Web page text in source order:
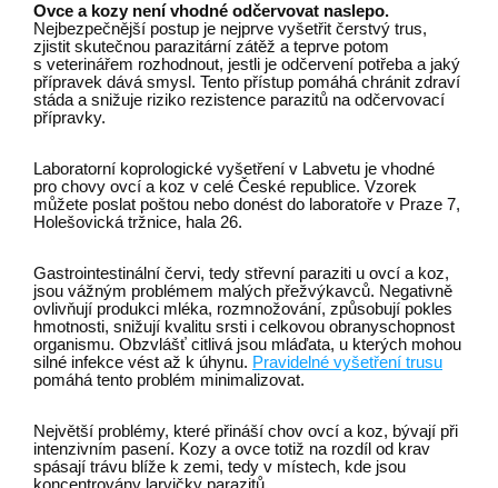
Ovce a kozy není vhodné odčervovat naslepo.
Nejbezpečnější postup je nejprve vyšetřit čerstvý trus,
zjistit skutečnou parazitární zátěž a teprve potom
s veterinářem rozhodnout, jestli je odčervení potřeba a jaký
přípravek dává smysl. Tento přístup pomáhá chránit zdraví
stáda a snižuje riziko rezistence parazitů na odčervovací
přípravky.
Laboratorní koprologické vyšetření v Labvetu je vhodné
pro chovy ovcí a koz v celé České republice. Vzorek
můžete poslat poštou nebo donést do laboratoře v Praze 7,
Holešovická tržnice, hala 26.
Gastrointestinální červi, tedy střevní paraziti u ovcí a koz,
jsou vážným problémem malých přežvýkavců. Negativně
ovlivňují produkci mléka, rozmnožování, způsobují pokles
hmotnosti, snižují kvalitu srsti i celkovou obranyschopnost
organismu. Obzvlášť citlivá jsou mláďata, u kterých mohou
silné infekce vést až k úhynu. Pravidelné vyšetření trusu
pomáhá tento problém minimalizovat.
Největší problémy, které přináší chov ovcí a koz, bývají při
intenzivním pasení. Kozy a ovce totiž na rozdíl od krav
spásají trávu blíže k zemi, tedy v místech, kde jsou